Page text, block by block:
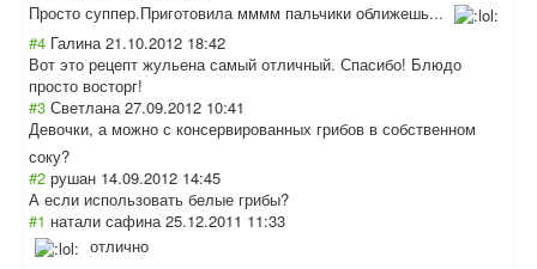
Просто суппер.Приготовила мммм пальчики оближешь...
#4 Галина 21.10.2012 18:42
Вот это рецепт жульена самый отличный. Спасибо! Блюдо
просто восторг!
#3 Светлана 27.09.2012 10:41
Девочки, а можно с консервированных грибов в собственном
соку?
#2 рушан 14.09.2012 14:45
А если использовать белые грибы?
#1 натали сафина 25.12.2011 11:33
отлично